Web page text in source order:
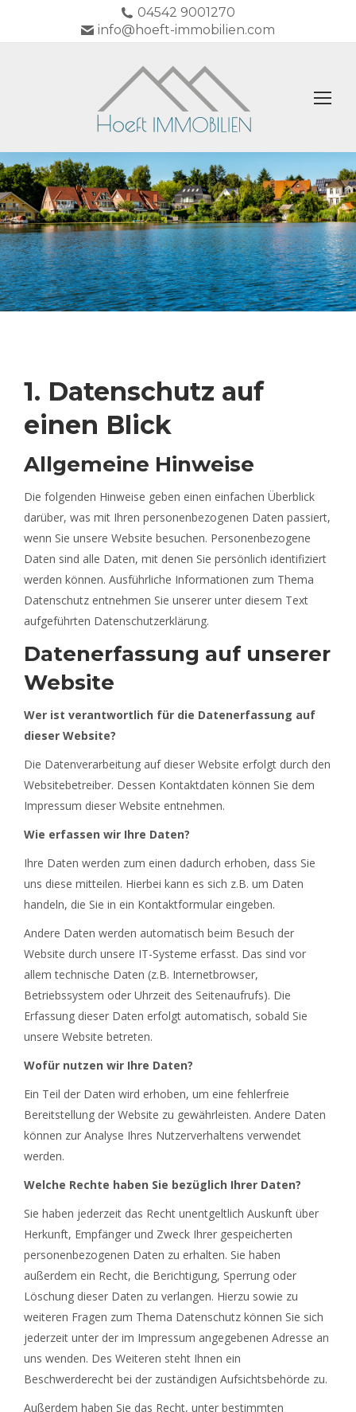
04542 9001270
info@hoeft-immobilien.com
Sie befinden sich hier:
1. Datenschutz auf
einen Blick
Allgemeine Hinweise
Die folgenden Hinweise geben einen einfachen Überblick
darüber, was mit Ihren personenbezogenen Daten passiert,
wenn Sie unsere Website besuchen. Personenbezogene
Daten sind alle Daten, mit denen Sie persönlich identifiziert
werden können. Ausführliche Informationen zum Thema
Datenschutz entnehmen Sie unserer unter diesem Text
aufgeführten Datenschutzerklärung.
Datenerfassung auf unserer
Website
Wer ist verantwortlich für die Datenerfassung auf
dieser Website?
Die Datenverarbeitung auf dieser Website erfolgt durch den
Websitebetreiber. Dessen Kontaktdaten können Sie dem
Impressum dieser Website entnehmen.
Wie erfassen wir Ihre Daten?
Ihre Daten werden zum einen dadurch erhoben, dass Sie
uns diese mitteilen. Hierbei kann es sich z.B. um Daten
handeln, die Sie in ein Kontaktformular eingeben.
Andere Daten werden automatisch beim Besuch der
Website durch unsere IT-Systeme erfasst. Das sind vor
allem technische Daten (z.B. Internetbrowser,
Betriebssystem oder Uhrzeit des Seitenaufrufs). Die
Erfassung dieser Daten erfolgt automatisch, sobald Sie
unsere Website betreten.
Wofür nutzen wir Ihre Daten?
Ein Teil der Daten wird erhoben, um eine fehlerfreie
Bereitstellung der Website zu gewährleisten. Andere Daten
können zur Analyse Ihres Nutzerverhaltens verwendet
werden.
Welche Rechte haben Sie bezüglich Ihrer Daten?
Sie haben jederzeit das Recht unentgeltlich Auskunft über
Herkunft, Empfänger und Zweck Ihrer gespeicherten
personenbezogenen Daten zu erhalten. Sie haben
außerdem ein Recht, die Berichtigung, Sperrung oder
Löschung dieser Daten zu verlangen. Hierzu sowie zu
weiteren Fragen zum Thema Datenschutz können Sie sich
jederzeit unter der im Impressum angegebenen Adresse an
uns wenden. Des Weiteren steht Ihnen ein
Beschwerderecht bei der zuständigen Aufsichtsbehörde zu.
Außerdem haben Sie das Recht, unter bestimmten